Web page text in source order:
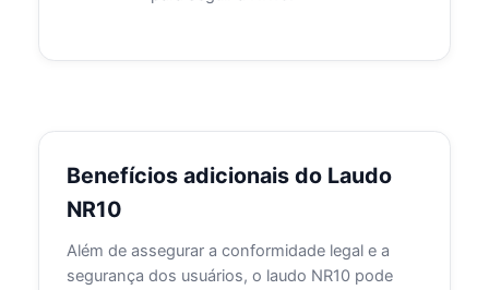
Benefícios adicionais do Laudo
NR10
Além de assegurar a conformidade legal e a
segurança dos usuários, o laudo NR10 pode